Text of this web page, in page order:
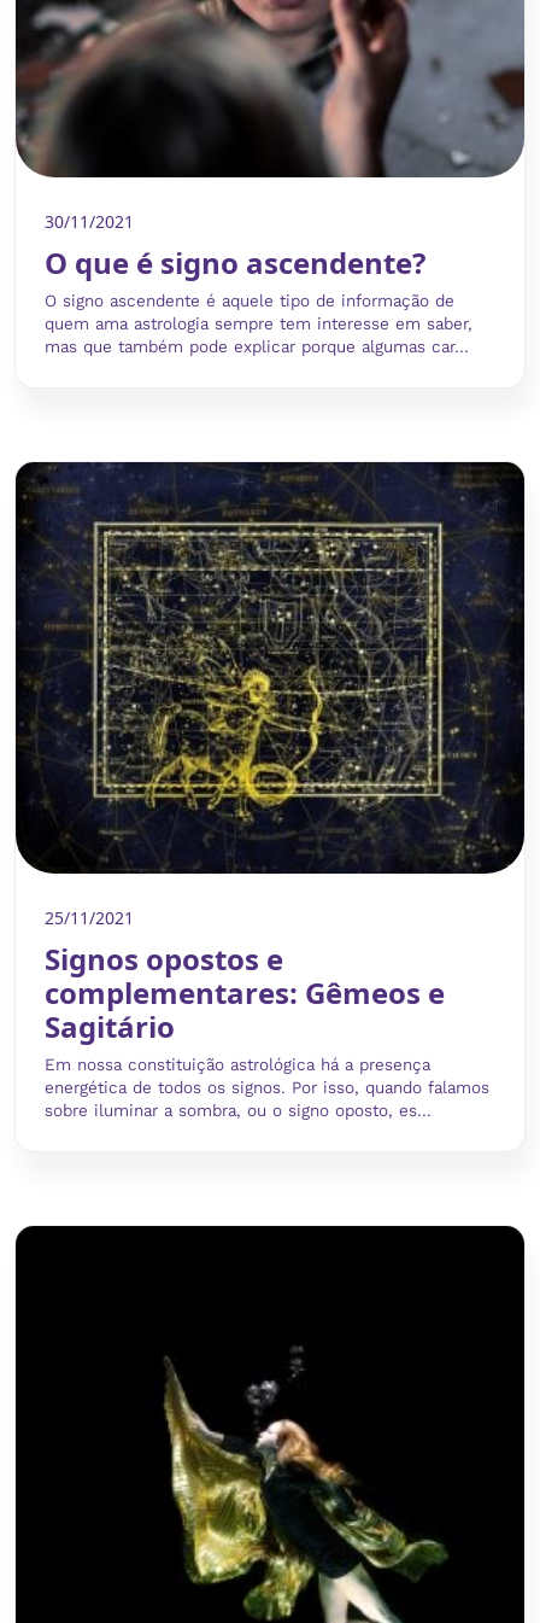
30/11/2021
O que é signo ascendente?
O signo ascendente é aquele tipo de informação de
quem ama astrologia sempre tem interesse em saber,
mas que também pode explicar porque algumas car...
25/11/2021
Signos opostos e
complementares: Gêmeos e
Sagitário
Em nossa constituição astrológica há a presença
energética de todos os signos. Por isso, quando falamos
sobre iluminar a sombra, ou o signo oposto, es...